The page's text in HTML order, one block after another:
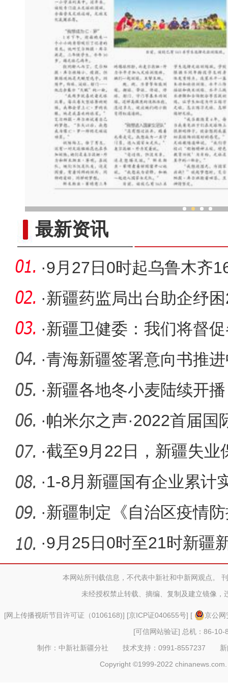
最新资讯
·9月27日0时起乌鲁木齐
级为低风
·新疆药监局出台助企纾
减少疫情
·新疆卫健委：我们将督
解决困难
·青海新疆签署意向书推
经济合作
·新疆各地冬小麦陆续开
·帕米尔之声·2022首届国
音乐节
·截至9月22日，新疆失业
金达33.
·1-8月新疆国有企业累计
元 同比增
·新疆制定《自治区疫情
资保障工
·9月25日0时至21时新疆
者8例
本网站所刊载信息，不代表中新社和中新网观点。
未经授权禁止转载、摘编、复制及建立镜像，
[网上传播视听节目许可证（0106168)] [京ICP证040655号] [
京公
[可信网站验证] 总机：86-10-
制作：中新社新疆分社 技术支持：0991-8557237
Copyright ©1999-2022